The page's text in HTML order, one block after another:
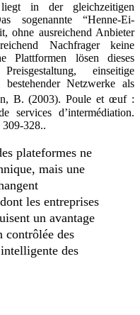
liegt in der gleichzeitigen
sogenannte “Henne-Ei-
ohne ausreichend Anbieter
Nachfrager keine
Plattformen lösen dieses
einseitige
Netzwerke als
B. (2003). Poule et œuf :
services d’intermédiation.
328..
plateformes ne
mais une
les entreprises
un avantage
contrôlée des
des